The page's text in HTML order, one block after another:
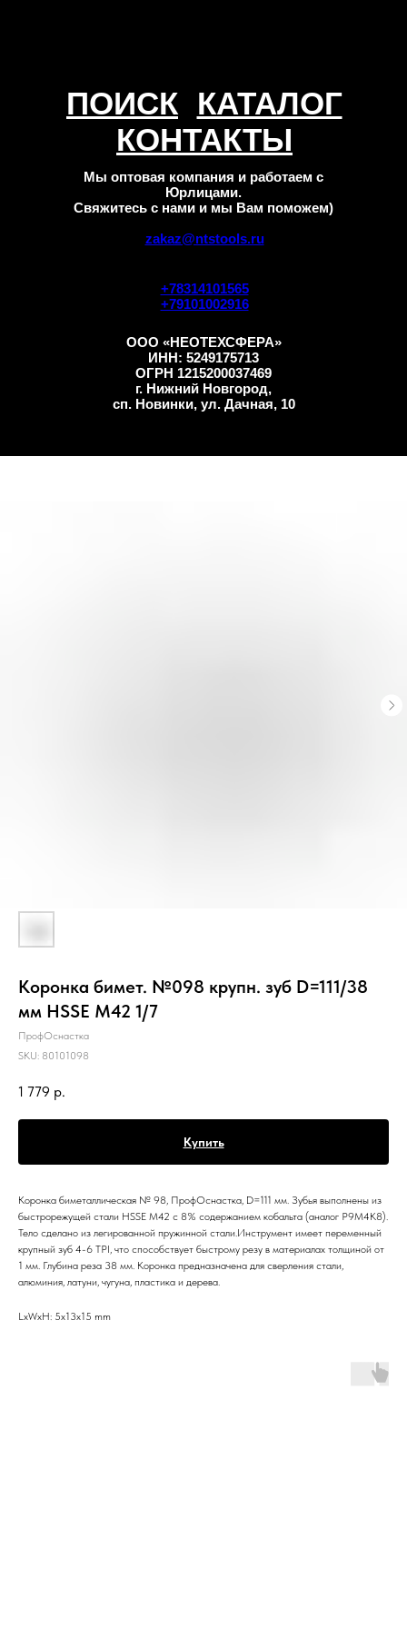
КОНТАКТЫ
ПОИСК
+78314101565
+79101002916
zakaz@ntstools.ru
КАТАЛОГ
ООО «НЕОТЕХСФЕРА»
ИНН: 5249175713
ОГРН 1215200037469
г. Нижний Новгород,
сп. Новинки, ул. Дачная, 10
Мы оптовая компания и работаем с
Юрлицами.
Свяжитесь с нами и мы Вам поможем)
Коронка бимет. №098 крупн. зуб D=111/38
мм HSSE M42 1/7
ПрофОснастка
SKU: 80101098
1 779 р.
Купить
Коронка биметаллическая № 98, ПрофОснастка, D=111 мм. Зубья выполнены из
быстрорежущей стали HSSE M42 c 8% содержанием кобальта (аналог Р9М4К8).
Тело сделано из легированной пружинной стали.Инструмент имеет переменный
крупный зуб 4-6 TPI, что способствует быстрому резу в материалах толщиной от
1 мм. Глубина реза 38 мм. Коронка предназначена для сверления стали,
алюминия, латуни, чугуна, пластика и дерева.
LxWxH: 5x13x15 mm